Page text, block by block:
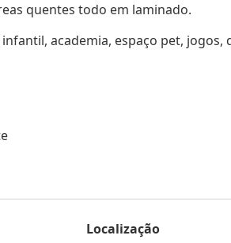
quentes todo em laminado.
academia, espaço pet, jogos,
Localização